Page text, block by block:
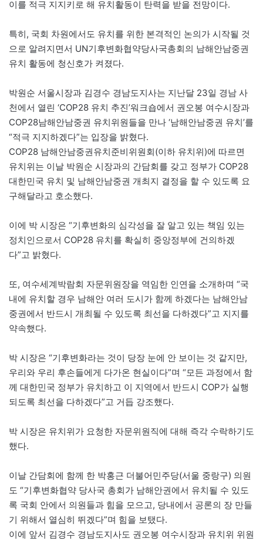
이를 적극 지지키로 해 유치활동이 탄력을 받을 전망이다.
특히, 국회 차원에서도 유치를 위한 본격적인 논의가 시작될 것
으로 알려지면서 UN기후변화협약당사국총회의 남해안남중권
유치 활동에 청신호가 켜졌다.
박원순 서울시장과 김경수 경남도지사는 지난달 23일 경남 사
천에서 열린 ‘COP28 유치 추진’워크숍에서 권오봉 여수시장과
COP28남해안남중권 유치위원들을 만나 ‘남해안남중권 유치’를
“적극 지지하겠다”는 입장을 밝혔다.
COP28 남해안남중권유치준비위원회(이하 유치위)에 따르면
유치위는 이날 박원순 시장과의 간담회를 갖고 정부가 COP28
대한민국 유치 및 남해안남중권 개최지 결정을 할 수 있도록 요
구해달라고 호소했다.
이에 박 시장은 “기후변화의 심각성을 잘 알고 있는 책임 있는
정치인으로서 COP28 유치를 확실히 중앙정부에 건의하겠
다”고 밝혔다.
또, 여수세계박람회 자문위원장을 역임한 인연을 소개하며 “국
내에 유치할 경우 남해안 여러 도시가 함께 하겠다는 남해안남
중권에서 반드시 개최될 수 있도록 최선을 다하겠다”고 지지를
약속했다.
박 시장은 “기후변화라는 것이 당장 눈에 안 보이는 것 같지만,
우리와 우리 후손들에게 다가온 현실이다”며 “모든 과정에서 함
께 대한민국 정부가 유치하고 이 지역에서 반드시 COP가 실행
되도록 최선을 다하겠다”고 거듭 강조했다.
박 시장은 유치위가 요청한 자문위원직에 대해 즉각 수락하기도
했다.
이날 간담회에 함께 한 박홍근 더불어민주당(서울 중랑구) 의원
도 “기후변화협약 당사국 총회가 남해안권에서 유치될 수 있도
록 국회 안에서 의원들과 힘을 모으고, 당내에서 공론의 장 만들
기 위해서 열심히 뛰겠다”며 힘을 보탰다.
이에 앞서 김경수 경남도지사도 권오봉 여수시장과 유치위 위원